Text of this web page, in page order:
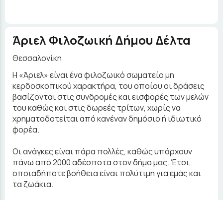
Άριελ Φιλοζωική Δήμου Δέλτα
Θεσσαλονίκη
H «Άριελ» είναι ένα φιλοζωικό σωματείο μη
κερδοσκοπικού χαρακτήρα, του οποίου οι δράσεις
βασίζονται στις συνδρομές και εισφορές των μελών
του καθώς και στις δωρεές τρίτων, χωρίς να
χρηματοδοτείται από κανέναν δημόσιο ή ιδιωτικό
φορέα.
Οι ανάγκες είναι πάρα πολλές, καθώς υπάρχουν
πάνω από 2000 αδέσποτα στον δήμο μας. Έτσι,
οποιαδήποτε βοήθεια είναι πολύτιμη για εμάς και
τα ζωάκια.